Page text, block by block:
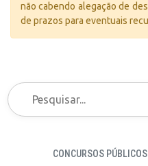
não cabendo alegação de
de prazos para eventuais
CONCURSOS